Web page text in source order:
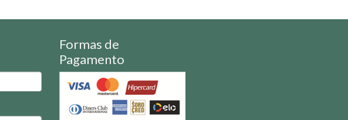
Formas de
Pagamento